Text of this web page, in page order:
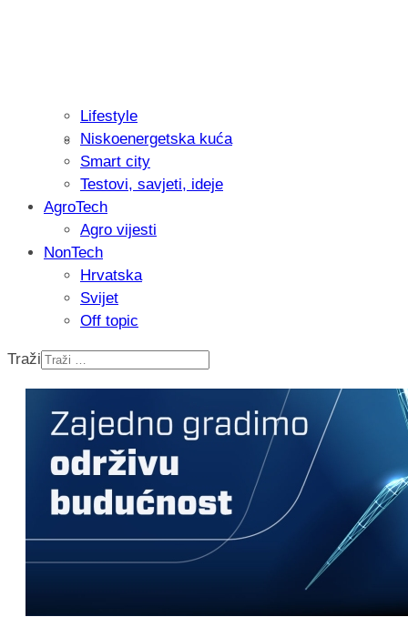
Isprobali smo: Thermostar
Recenzija: Einhell Professional CP-
nikada prije
Lifestyle
Niskoenergetska kuća
Smart city
Testovi, savjeti, ideje
AgroTech
Agro vijesti
NonTech
Hrvatska
Svijet
Off topic
Traži